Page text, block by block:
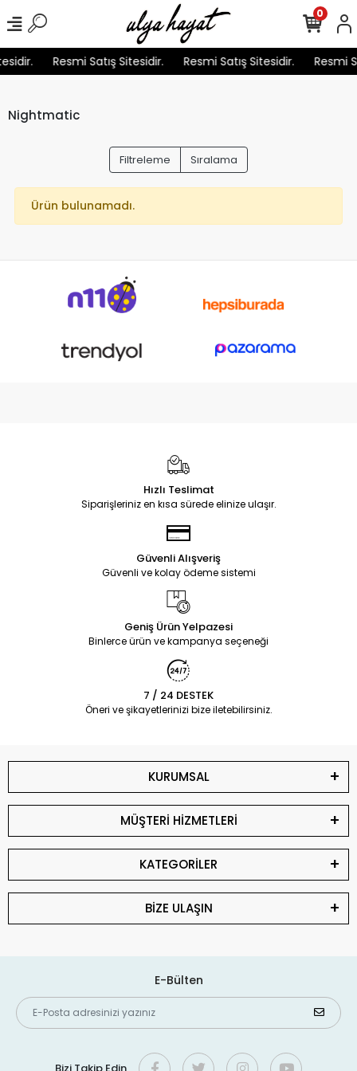
Resmi Satış Sitesidir. Resmi Satış Sitesidir. Resmi
0
Nightmatic
Filtreleme Sıralama
Ürün bulunamadı.
Hızlı Teslimat
Siparişleriniz en kısa sürede elinize ulaşır.
Güvenli Alışveriş
Güvenli ve kolay ödeme sistemi
Geniş Ürün Yelpazesi
Binlerce ürün ve kampanya seçeneği
7 / 24 DESTEK
Öneri ve şikayetlerinizi bize iletebilirsiniz.
KURUMSAL
MÜŞTERİ HİZMETLERİ
KATEGORİLER
BİZE ULAŞIN
E-Bülten